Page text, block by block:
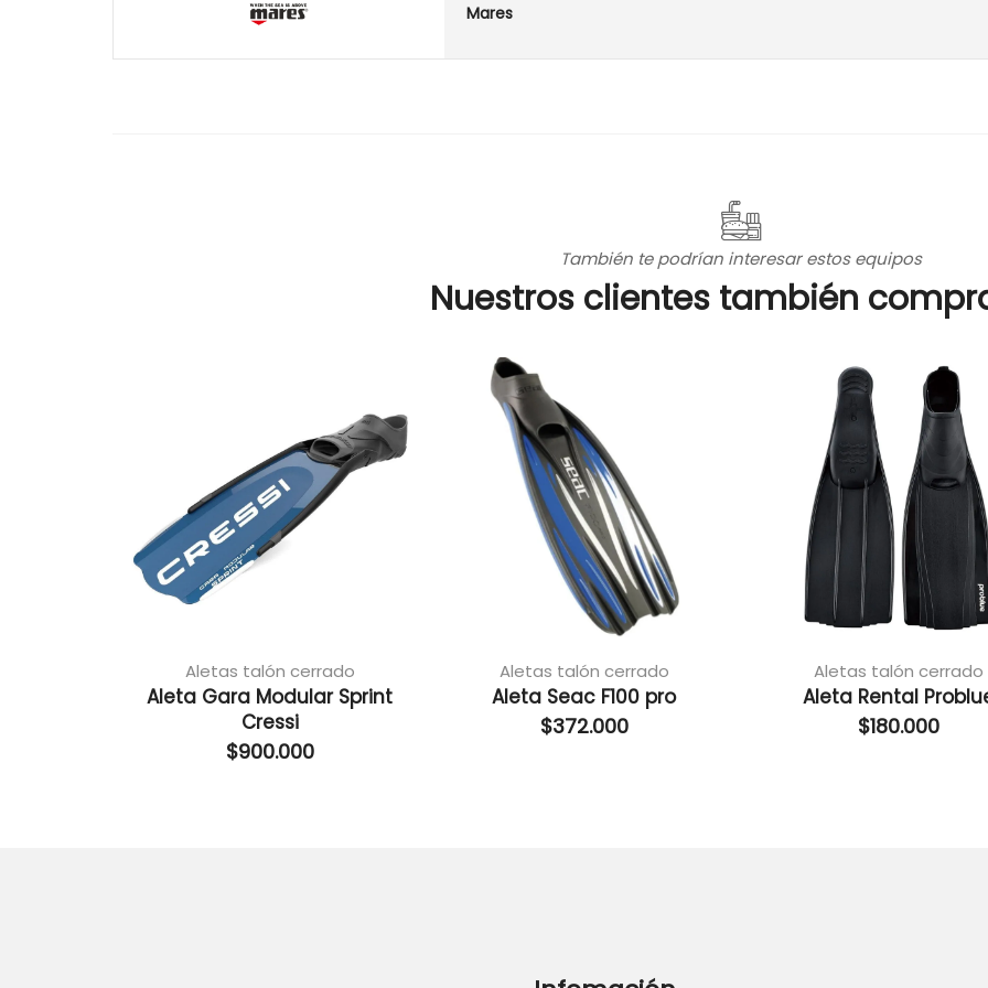
Mares
También te podrían interesar estos equipos
Nuestros clientes también
Aletas talón cerrado
Aleta Gara Modular Sprint
Cressi
$900.000
Aletas talón cerrado
Aleta Seac F100 pro
$372.000
Aletas talón cerrado
Aleta Rental
$180.000